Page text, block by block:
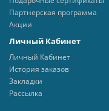
Партнерская программа
Акции
Личный Кабинет
Личный Кабинет
История заказов
Закладки
Рассылка